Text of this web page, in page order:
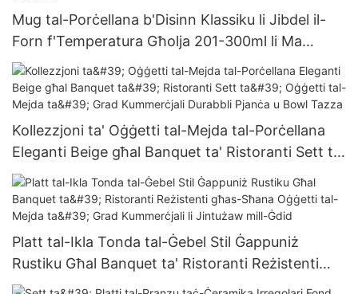
Mug tal-Porċellana b'Disinn Klassiku li Jibdel il-
Forn f'Temperatura Għolja 201-300ml li Ma
Jnixxix Għall-Kafè, Te, Ħalib u Sikur għall-
Majkrowejv, Sikur għall-Magni tal-Ħasil ​​tal-Platti
Kollezzjoni ta' Oġġetti tal-Mejda tal-Porċellana
Eleganti Beige għal Banquet ta' Ristoranti Sett ta'
Oġġetti tal-Mejda ta' Grad Kummerċjali Durabbli
Pjanċa u Bowl Tazza
Platt tal-Ikla Tonda tal-Ġebel Stil Ġappuniż
Rustiku Għal Banquet ta' Ristoranti Reżistenti
għas-Sħana Oġġetti tal-Mejda ta' Grad